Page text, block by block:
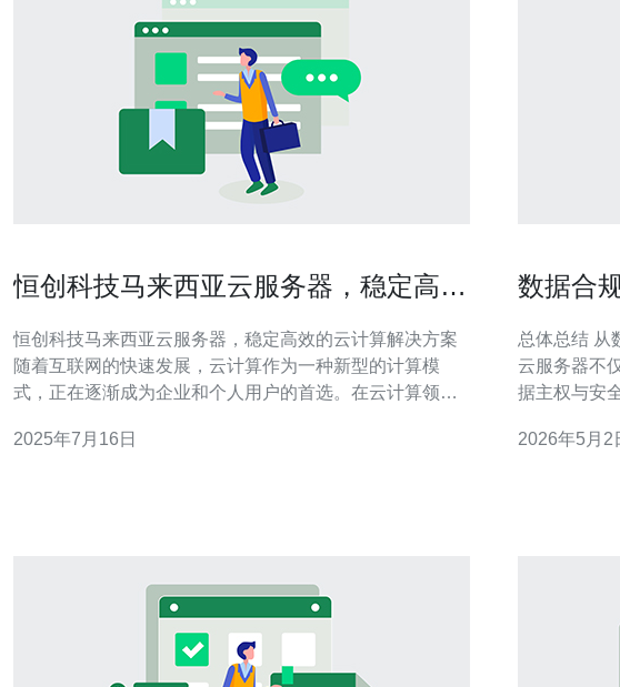
恒创科技马来西亚云服务器，稳定高效
恒创科技马来西亚云服务器，稳定高效的云计算解决方案
随着互联网的快速发展，云计算作为一种新型的计算模
式，正在逐渐成为企业和个人用户的首选。在云计算领
为用户提供了一流的云计算解决方案。 恒创科技马来西亚
2025年7月16日
数据合
总体总结 从
云服务器不
据主权与安
DDoS防御
2026年5月2